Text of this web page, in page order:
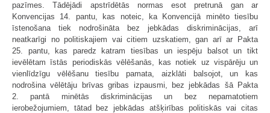
pazīmes. Tādējādi apstrīdētās normas esot pretrunā gan ar
Konvencijas 14. pantu, kas noteic, ka Konvencijā minēto tiesību
īstenošana tiek nodrošināta bez jebkādas diskriminācijas, arī
neatkarīgi no politiskajiem vai citiem uzskatiem, gan arī ar Pakta
25. pantu, kas paredz katram tiesības un iespēju balsot un tikt
ievēlētam īstās periodiskās vēlēšanās, kas notiek uz vispārēju un
vienlīdzīgu vēlēšanu tiesību pamata, aizklāti balsojot, un kas
nodrošina vēlētāju brīvas gribas izpausmi, bez jebkādas šā Pakta
2. pantā minētās diskriminācijas un bez nepamatotiem
ierobežojumiem, tātad bez jebkādas atšķirības politiskās vai citas